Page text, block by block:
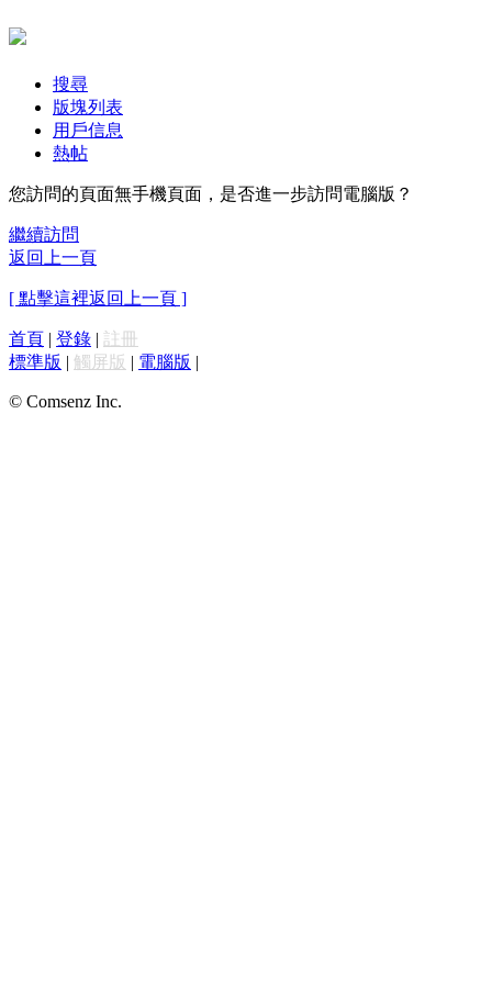
搜尋
版塊列表
用戶信息
熱帖
您訪問的頁面無手機頁面，是否進一步訪問電腦版？
繼續訪問
返回上一頁
[ 點擊這裡返回上一頁 ]
首頁 | 登錄 | 註冊
標準版 | 觸屏版 | 電腦版 |
© Comsenz Inc.